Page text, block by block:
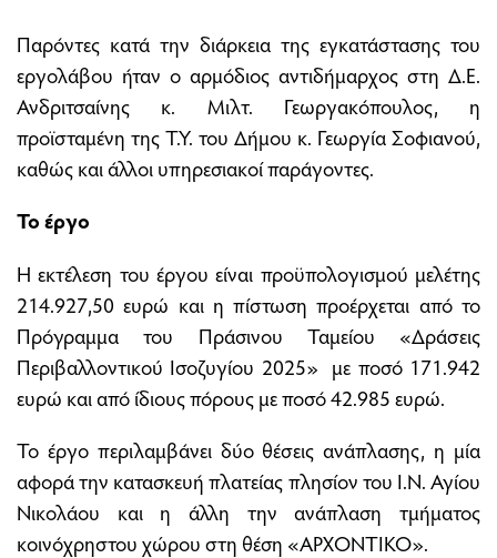
Παρόντες κατά την διάρκεια της εγκατάστασης του
εργολάβου ήταν ο αρμόδιος αντιδήμαρχος στη Δ.Ε.
Ανδριτσαίνης κ. Μιλτ. Γεωργακόπουλος, η
προϊσταμένη της Τ.Υ. του Δήμου κ. Γεωργία Σοφιανού,
καθώς και άλλοι υπηρεσιακοί παράγοντες.
Το έργο
Η εκτέλεση του έργου είναι προϋπολογισμού μελέτης
214.927,50 ευρώ και η πίστωση προέρχεται από το
Πρόγραμμα του Πράσινου Ταμείου «Δράσεις
Περιβαλλοντικού Ισοζυγίου 2025» με ποσό 171.942
ευρώ και από ίδιους πόρους με ποσό 42.985 ευρώ.
Το έργο περιλαμβάνει δύο θέσεις ανάπλασης, η μία
αφορά την κατασκευή πλατείας πλησίον του Ι.Ν. Αγίου
Νικολάου και η άλλη την ανάπλαση τμήματος
κοινόχρηστου χώρου στη θέση «ΑΡΧΟΝΤΙΚΟ».